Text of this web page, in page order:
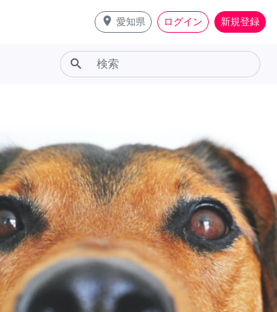
place 愛知県 ログイン 新規登録
search